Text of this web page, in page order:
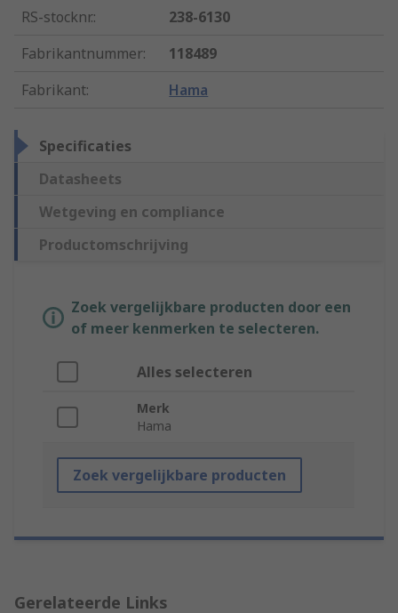
RS-stocknr.:
238-6130
Fabrikantnummer:
118489
Fabrikant: Hama
Specificaties
Datasheets
Wetgeving en compliance
Productomschrijving
Zoek vergelijkbare producten door een
of meer kenmerken te selecteren.
Alles selecteren
Merk
Hama
Zoek vergelijkbare producten
Gerelateerde Links